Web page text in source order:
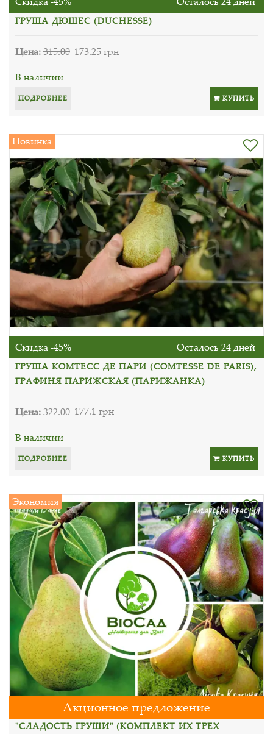
ГРУША ДЮШЕС (DUCHESSE)
Цена:315.00 173.25 грн
В наличии
ПОДРОБНЕЕ КУПИТЬ
Новинка
Скидка -45% Осталось 24 дней
ГРУША КОМТЕСС ДЕ ПАРИ (COMTESSE DE PARIS),
ГРАФИНЯ ПАРИЖСКАЯ (ПАРИЖАНКА)
Цена:322.00 177.1 грн
В наличии
ПОДРОБНЕЕ КУПИТЬ
Экономия
Акционное предложение
"СЛАДОСТЬ ГРУШИ" (КОМПЛЕКТ ИХ ТРЕХ